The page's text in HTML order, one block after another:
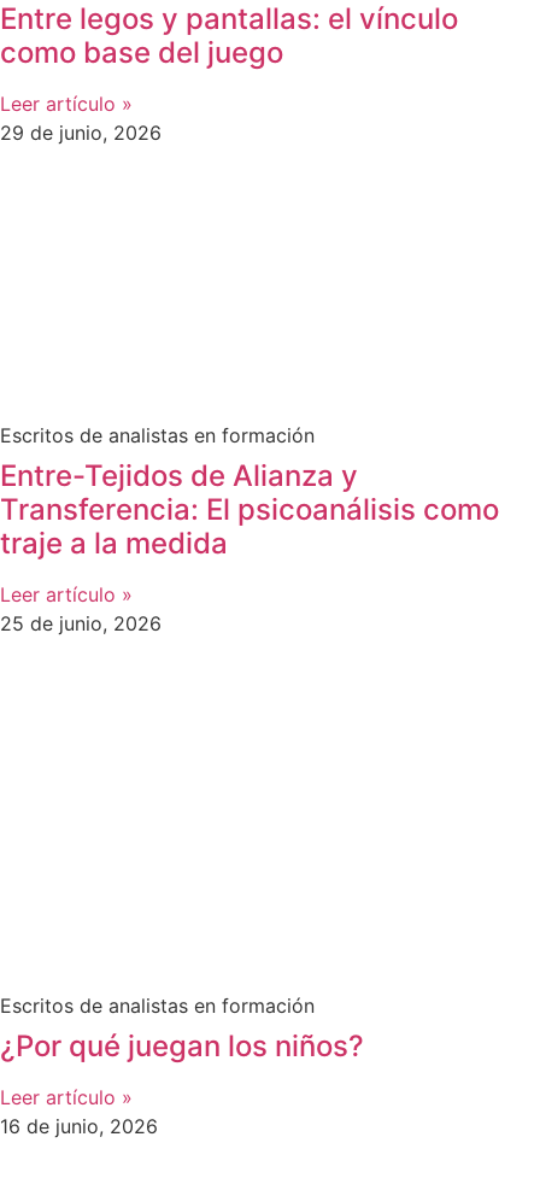
Entre legos y pantallas: el vínculo
como base del juego
Leer artículo »
29 de junio, 2026
Escritos de analistas en formación
Entre-Tejidos de Alianza y
Transferencia: El psicoanálisis como
traje a la medida
Leer artículo »
25 de junio, 2026
Escritos de analistas en formación
¿Por qué juegan los niños?
Leer artículo »
16 de junio, 2026